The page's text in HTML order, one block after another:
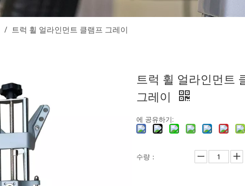
/ 트럭 휠 얼라인먼트 클램프 그레이
트럭 휠 얼라인먼트
그레이
에 공유하기:
수량：